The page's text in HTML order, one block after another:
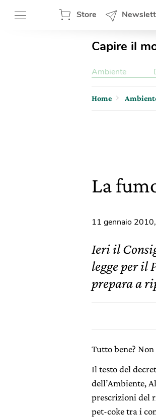
Store
Capire il
Ambiente
Home
La
11 gennaio 2010,
Ieri il
legge per il
prepara a
Tutto bene?
Il testo del
dell’Ambiente,
prescrizioni del
pet-coke tra i